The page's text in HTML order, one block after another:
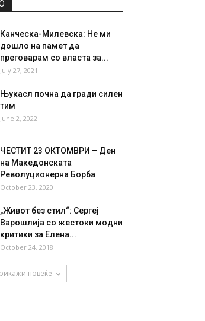
0.8kmh 6 %
MON
39 ° 40° 41°
Канческа-Милевска: Не ми
дошло на памет да
July 27, 2021
Њукасл почна да гради силен
тим